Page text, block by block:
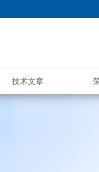
技术文章